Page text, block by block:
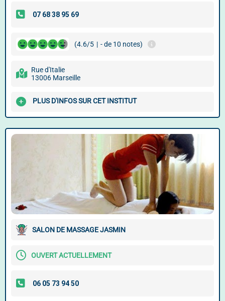
(4.6/5 | - de 10 notes)
Rue d'Italie
13006 Marseille
PLUS D'INFOS SUR CET INSTITUT
SALON DE MASSAGE JASMIN
OUVERT ACTUELLEMENT